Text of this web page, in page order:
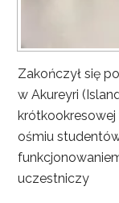
Zakończył się
w Akureyri
krótkookresowej
ośmiu
uczestniczy